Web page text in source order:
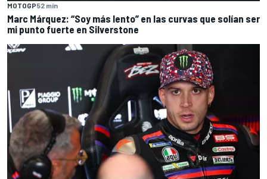
MOTOGP52 min
Marc Márquez: “Soy más lento” en las curvas que solían ser
mi punto fuerte en Silverstone